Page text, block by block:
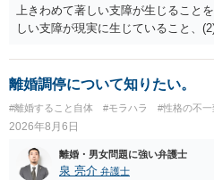
上きわめて著しい支障が生じること
しい支障が現実に生じていること、
できるかどうかがポイントです。 記
象ですので、上記(1)と(2)を説明でき
に）提出することが必要になります
なので、例えば、医学上確立されて
明とそれに沿う資料の提出が必要に
的・心理的な理由の氏変更は様々な
護士へ依頼しても苦労することが強
離婚調停について知りたい。
#離婚すること自体 #モラハラ #性格の不一
2026年8月6日
離婚・男女問題に強い弁護士
泉 亮介 弁護士